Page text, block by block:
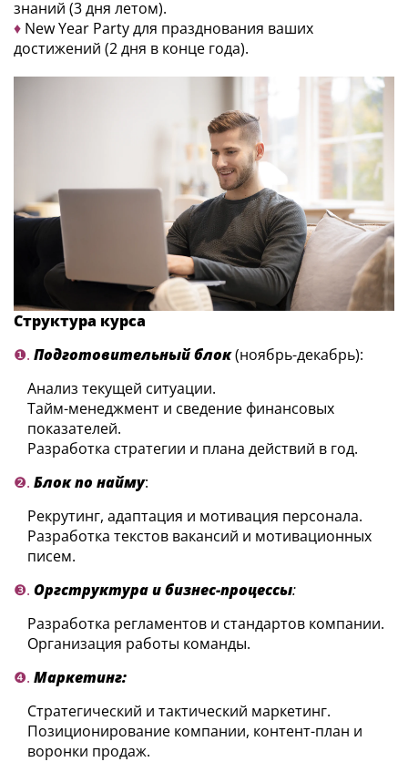
знаний (3 дня летом).
♦ New Year Party для празднования ваших
достижений (2 дня в конце года).
Структура курса
❶. Подготовительный блок(ноябрь-декабрь):
Анализ текущей ситуации.
Тайм-менеджмент и сведение финансовых
показателей.
Разработка стратегии и плана действий в год.
❷. Блок по найму:
Рекрутинг, адаптация и мотивация персонала.
Разработка текстов вакансий и мотивационных
писем.
❸. Оргструктура и бизнес-процессы:
Разработка регламентов и стандартов компании.
Организация работы команды.
❹. Маркетинг:
Стратегический и тактический маркетинг.
Позиционирование компании, контент-план и
воронки продаж.